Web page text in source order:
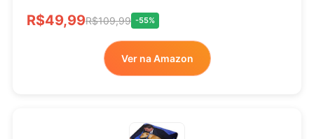
R$49,99R$109,99 -55%
Ver na Amazon